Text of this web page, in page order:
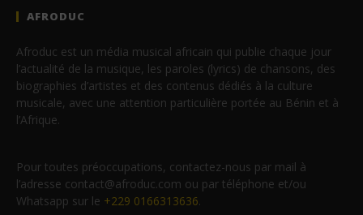
AFRODUC
Afroduc est un média musical africain qui publie chaque jour
l’actualité de la musique, les paroles (lyrics) de chansons, des
biographies d’artistes et des contenus dédiés à la culture
musicale, avec une attention particulière portée au Bénin et à
l’Afrique.
Pour toutes préoccupations, contactez-nous par mail à
l’adresse contact@afroduc.com ou par téléphone et/ou
Whatsapp sur le +229 0166313636.